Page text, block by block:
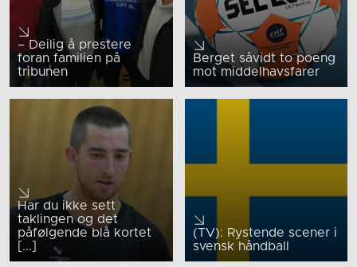
– Deilig å prestere
foran familien på
tribunen
Berget såvidt to poeng
mot middelhavsfarer
Har du ikke sett
taklingen og det
påfølgende blå kortet
[...]
(TV): Rystende scener i
svensk håndball